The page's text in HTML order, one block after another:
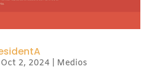
Oct 2, 2024| Medios